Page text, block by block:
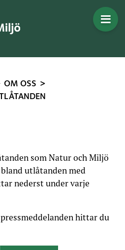
OM OSS >
som Natur och Miljö
utlåtanden med
nederst under varje
hittar du